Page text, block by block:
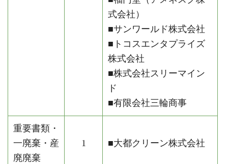
式会社）
■サンワールド株式会社
■トコスエンタプライズ
株式会社
■株式会社スリーマイン
ド
■有限会社三輪商事
重要書類・
一廃棄・産
廃廃棄
1 ■大都クリーン株式会社